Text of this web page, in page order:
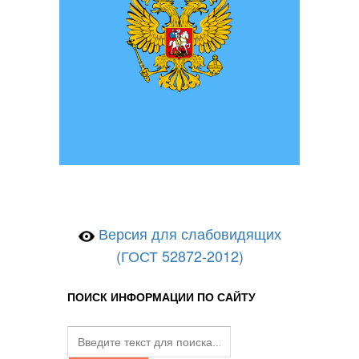
Версия для слабовидящих
(ГОСТ 52872-2012)
ПОИСК ИНФОРМАЦИИ ПО САЙТУ